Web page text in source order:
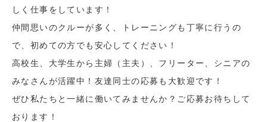
しく仕事をしています！
仲間思いのクルーが多く、トレーニングも丁寧に行うの
で、初めての方でも安心してください！
高校生、大学生から主婦（主夫）、フリーター、シニアの
みなさんが活躍中！友達同士の応募も大歓迎です！
ぜひ私たちと一緒に働いてみませんか？ご応募お待ちして
おります！